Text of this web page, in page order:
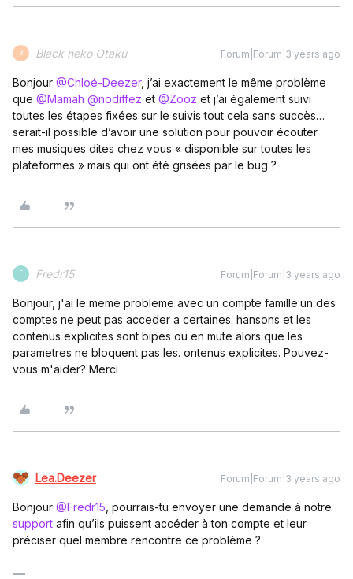
B Black neko Otaku Forum|Forum|3 years ago
Bonjour @Chloé-Deezer, j’ai exactement le même problème
que @Mamah @nodiffez et @Zooz et j’ai également suivi
toutes les étapes fixées sur le suivis tout cela sans succès…
serait-il possible d’avoir une solution pour pouvoir écouter
mes musiques dites chez vous « disponible sur toutes les
plateformes » mais qui ont été grisées par le bug ?
F Fredr15 Forum|Forum|3 years ago
Bonjour, j'ai le meme probleme avec un compte famille:un des
comptes ne peut pas acceder a certaines. hansons et les
contenus explicites sont bipes ou en mute alors que les
parametres ne bloquent pas les. ontenus explicites. Pouvez-
vous m'aider? Merci
Lea.Deezer Forum|Forum|3 years ago
Bonjour @Fredr15 , pourrais-tu envoyer une demande à notre
support afin qu’ils puissent accéder à ton compte et leur
préciser quel membre rencontre ce problème ?